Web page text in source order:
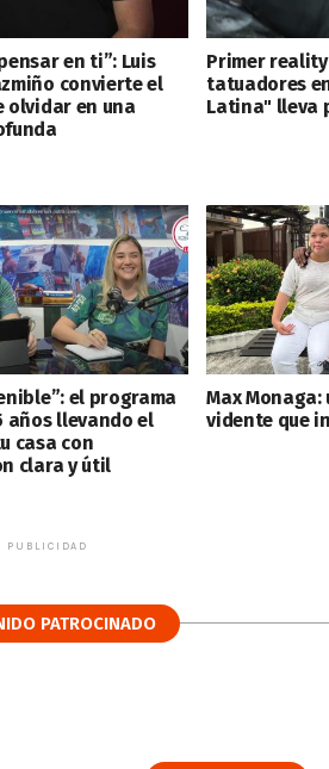
en ti”: Luis
convierte el
olvidar en una
Primer
tatuadores
Latina" lleva
el programa
años llevando el
casa con
clara y útil
Max
vidente que
PUBLICIDAD
PATROCINADO